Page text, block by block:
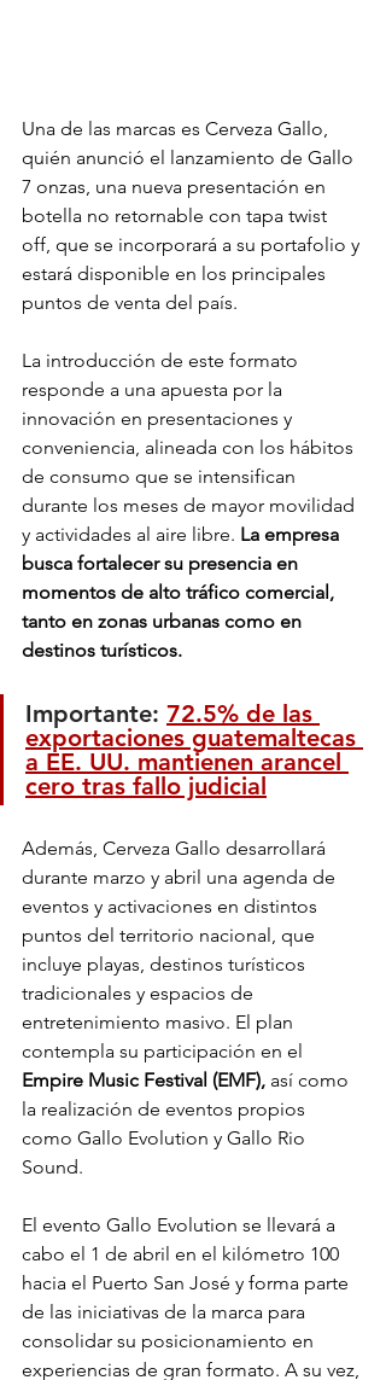
Una de las marcas es Cerveza Gallo,
quién anunció el lanzamiento de Gallo
7 onzas, una nueva presentación en
botella no retornable con tapa twist
off, que se incorporará a su portafolio y
estará disponible en los principales
puntos de venta del país.
La introducción de este formato
responde a una apuesta por la
innovación en presentaciones y
conveniencia, alineada con los hábitos
de consumo que se intensifican
durante los meses de mayor movilidad
y actividades al aire libre. La empresa
busca fortalecer su presencia en
momentos de alto tráfico comercial,
tanto en zonas urbanas como en
destinos turísticos.
Importante: 72.5% de las
exportaciones guatemaltecas
a EE. UU. mantienen arancel
cero tras fallo judicial
Además, Cerveza Gallo desarrollará
durante marzo y abril una agenda de
eventos y activaciones en distintos
puntos del territorio nacional, que
incluye playas, destinos turísticos
tradicionales y espacios de
entretenimiento masivo. El plan
contempla su participación en el
Empire Music Festival (EMF), así como
la realización de eventos propios
como Gallo Evolution y Gallo Rio
Sound.
El evento Gallo Evolution se llevará a
cabo el 1 de abril en el kilómetro 100
hacia el Puerto San José y forma parte
de las iniciativas de la marca para
consolidar su posicionamiento en
experiencias de gran formato. A su vez,